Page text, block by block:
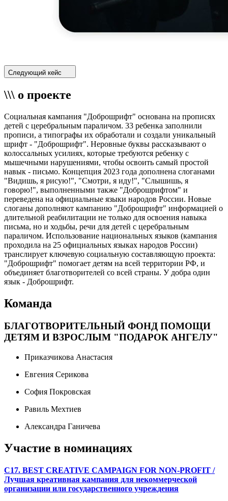
Следующий кейс
\\\ о проекте
Социальная кампания "Доброшрифт" основана на прописях
детей с церебральным параличом. 33 ребенка заполнили
прописи, а типографы их обработали и создали уникальный
шрифт - "Доброшрифт". Неровные буквы рассказывают о
колоссальных усилиях, которые требуются ребенку с
мышечными нарушениями, чтобы освоить самый простой
навык - письмо. Концепция 2023 года дополнена слоганами
"Видишь, я рисую!", "Смотри, я иду!", "Слышишь, я
говорю!", выполненными также "Доброшрифтом" и
переведена на официальные языки народов России. Новые
слоганы дополняют кампанию "Доброшрифт" информацией о
длительной реабилитации не только для освоения навыка
письма, но и ходьбы, речи для детей с церебральным
параличом. Использование национальных языков (кампания
проходила на 25 официальных языках народов России)
транслирует ключевую социальную составляющую проекта:
"Доброшрифт" помогает детям на всей территории РФ, и
объединяет благотворителей со всей страны. У добра один
язык - Доброшрифт.
Команда
БЛАГОТВОРИТЕЛЬНЫЙ ФОНД ПОМОЩИ
ДЕТЯМ И ВЗРОСЛЫМ "ПОДАРОК АНГЕЛУ"
Приказчикова Анастасия
Евгения Серикова
София Покровская
Равиль Мехтиев
Александра Ганичева
Участие в номинациях
C17. BEST CREATIVE CAMPAIGN FOR NON-PROFIT /
Лучшая креативная кампания для некоммерческой
организации или государственного учреждения